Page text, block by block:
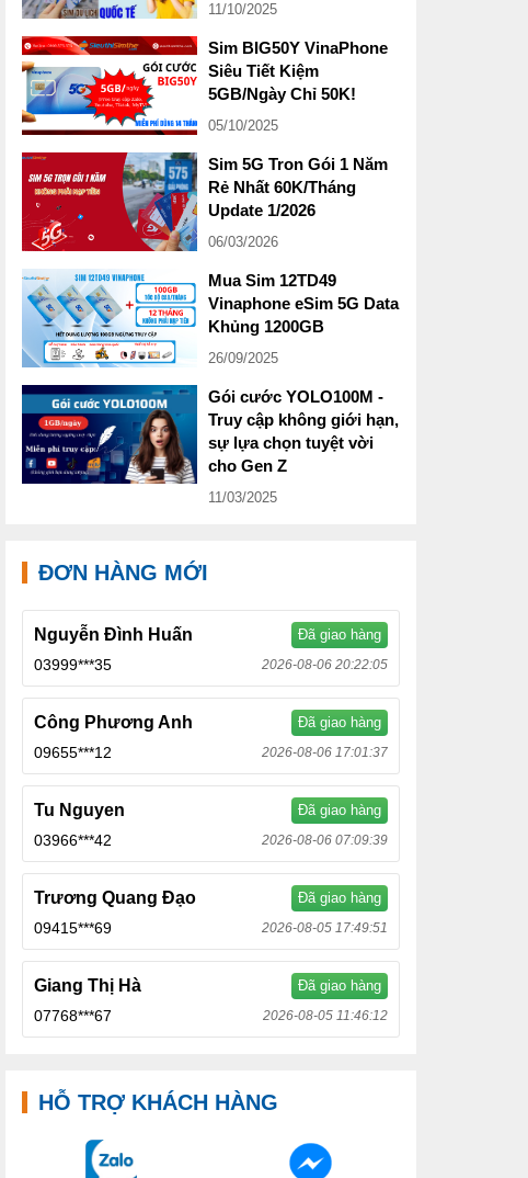
11/10/2025
Sim BIG50Y VinaPhone
Siêu Tiết Kiệm
5GB/Ngày Chỉ 50K!
05/10/2025
Sim 5G Tron Gói 1 Năm
Rẻ Nhất 60K/Tháng
Update 1/2026
06/03/2026
Mua Sim 12TD49
Vinaphone eSim 5G Data
Khủng 1200GB
26/09/2025
Gói cước YOLO100M -
Truy cập không giới hạn,
sự lựa chọn tuyệt vời
cho Gen Z
11/03/2025
ĐƠN HÀNG MỚI
Nguyễn Đình Huấn Đã giao hàng
03999***35 2026-08-06 20:22:05
Công Phương Anh Đã giao hàng
09655***12 2026-08-06 17:01:37
Tu Nguyen Đã giao hàng
03966***42 2026-08-06 07:09:39
Trương Quang Đạo Đã giao hàng
09415***69 2026-08-05 17:49:51
Giang Thị Hà Đã giao hàng
07768***67 2026-08-05 11:46:12
HỖ TRỢ KHÁCH HÀNG